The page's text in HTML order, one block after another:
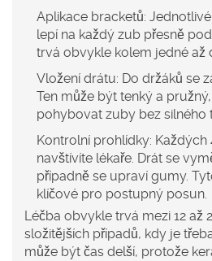
Aplikace bracketů:
lepí na každý zub přesně
trvá obvykle kolem jedné až
Vložení drátu: Do držáků se
Ten může být tenký a
pohybovat zuby bez silného
Kontrolní prohlídky: Každých
navštívíte lékaře. Drát se
případně se upraví gumy.
klíčové pro postupný posun.
Léčba obvykle trvá mezi 12 až
složitějších případů, kdy je
může být čas delší, protože